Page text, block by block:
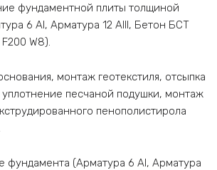
фундаментной плиты толщиной
6 AI, Арматура 12 AIII, Бетон БСТ
W8).
монтаж геотекстиля, отсыпка
песчаной подушки, монтаж
пенополистирола
фундамента (Арматура 6 AI, Арматура